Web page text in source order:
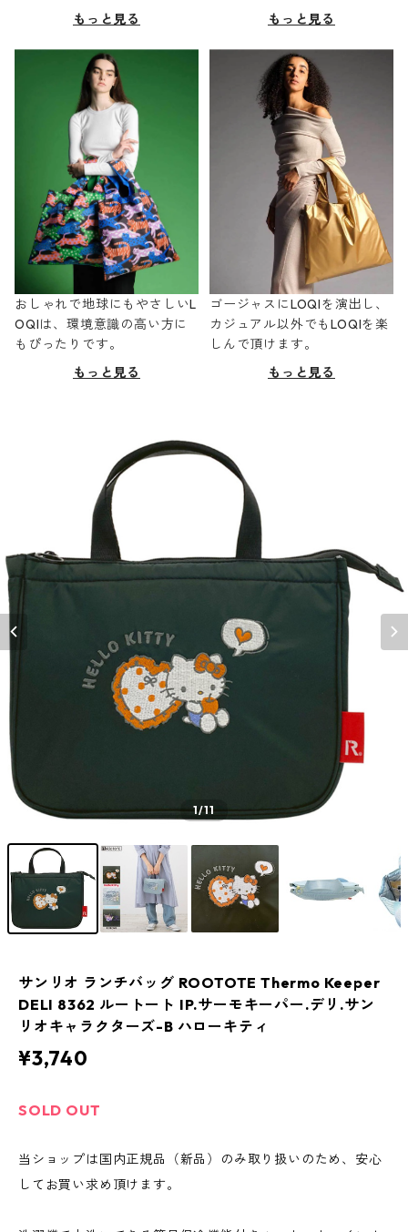
もっと見る
もっと見る
おしゃれで地球にもやさしいL
OQIは、環境意識の高い方に
もぴったりです。
もっと見る
ゴージャスにLOQIを演出し、
カジュアル以外でもLOQIを楽
しんで頂けます。
もっと見る
1/11
サンリオ ランチバッグ ROOTOTE Thermo Keeper
DELI 8362 ルートート IP.サーモキーパー.デリ.サン
リオキャラクターズ-B ハローキティ
¥3,740
SOLD OUT
当ショップは国内正規品（新品）のみ取り扱いのため、安心
してお買い求め頂けます。